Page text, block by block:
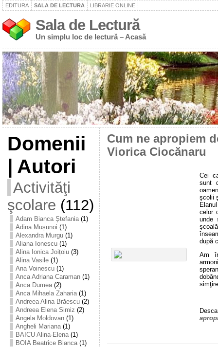
EDITURA SALA DE LECTURA LIBRARIE ONLINE
Sala de Lectură
Un simplu loc de lectură – Acasă
Domenii
| Autori
Activităţi
şcolare (112)
Adam Bianca Ștefania(1)
Adina Mușunoi (1)
Alexandra Murgu(1)
Aliana Ionescu(1)
Alina Ionica Joițoiu(3)
Alina Vasile(1)
Ana Voinescu(1)
Anca Adriana Caraman(1)
Anca Dumea(2)
Anca Mihaela Zaharia(1)
Andreea Alina Brăescu(2)
Andreea Elena Simiz (2)
Angela Moldovan(1)
Angheli Mariana(1)
BAICU Alina-Elena(1)
BOIA Beatrice Bianca(1)
Cum ne apropiem
Viorica Ciocănaru
Cei
sunt
şcolii
celor
unde
după
Am